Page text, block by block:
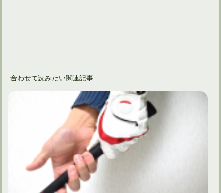
合わせて読みたい関連記事